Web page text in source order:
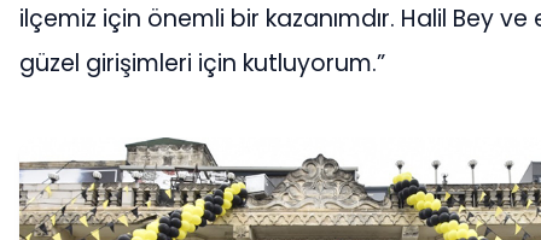
ilçemiz için önemli bir kazanımdır. Halil Bey ve
güzel girişimleri için kutluyorum.”